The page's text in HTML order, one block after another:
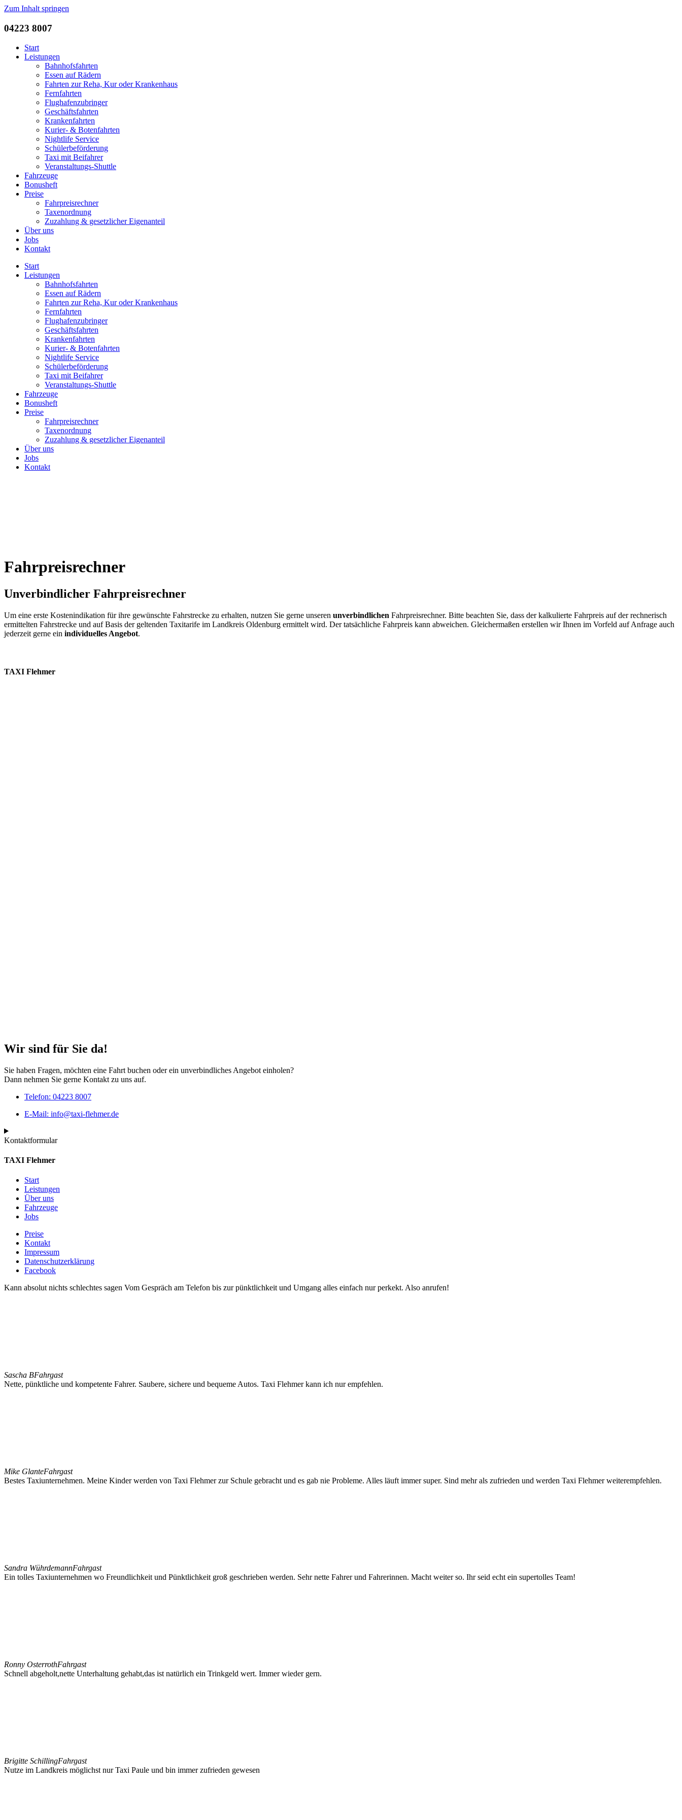
Zum Inhalt springen
04223 8007
Start
Leistungen
Bahnhofsfahrten
Essen auf Rädern
Fahrten zur Reha, Kur oder Krankenhaus
Fernfahrten
Flughafenzubringer
Geschäftsfahrten
Krankenfahrten
Kurier- & Botenfahrten
Nightlife Service
Schülerbeförderung
Taxi mit Beifahrer
Veranstaltungs-Shuttle
Fahrzeuge
Bonusheft
Preise
Fahrpreisrechner
Taxenordnung
Zuzahlung & gesetzlicher Eigenanteil
Über uns
Jobs
Kontakt
Start
Leistungen
Bahnhofsfahrten
Essen auf Rädern
Fahrten zur Reha, Kur oder Krankenhaus
Fernfahrten
Flughafenzubringer
Geschäftsfahrten
Krankenfahrten
Kurier- & Botenfahrten
Nightlife Service
Schülerbeförderung
Taxi mit Beifahrer
Veranstaltungs-Shuttle
Fahrzeuge
Bonusheft
Preise
Fahrpreisrechner
Taxenordnung
Zuzahlung & gesetzlicher Eigenanteil
Über uns
Jobs
Kontakt
Fahrpreisrechner
Unverbindlicher Fahrpreisrechner
Um eine erste Kostenindikation für ihre gewünschte Fahrstrecke zu erhalten, nutzen Sie gerne unseren unverbindlichen Fahrpreisrechner. Bitte beachten Sie, dass der kalkulierte Fahrpreis auf der rechnerisch
ermittelten Fahrstrecke und auf Basis der geltenden Taxitarife im Landkreis Oldenburg ermittelt wird. Der tatsächliche Fahrpreis kann abweichen. Gleichermaßen erstellen wir Ihnen im Vorfeld auf Anfrage auch
jederzeit gerne ein individuelles Angebot.
TAXI Flehmer
Wir sind für Sie da!
Sie haben Fragen, möchten eine Fahrt buchen oder ein unverbindliches Angebot einholen?
Dann nehmen Sie gerne Kontakt zu uns auf.
Telefon: 04223 8007
E-Mail: info@taxi-flehmer.de
Kontaktformular
TAXI Flehmer
Start
Leistungen
Über uns
Fahrzeuge
Jobs
Preise
Kontakt
Impressum
Datenschutzerklärung
Facebook
Kann absolut nichts schlechtes sagen Vom Gespräch am Telefon bis zur pünktlichkeit und Umgang alles einfach nur perkekt. Also anrufen!
Sascha BFahrgast
Nette, pünktliche und kompetente Fahrer. Saubere, sichere und bequeme Autos. Taxi Flehmer kann ich nur empfehlen.
Mike GlanteFahrgast
Bestes Taxiunternehmen. Meine Kinder werden von Taxi Flehmer zur Schule gebracht und es gab nie Probleme. Alles läuft immer super. Sind mehr als zufrieden und werden Taxi Flehmer weiterempfehlen.
Sandra WührdemannFahrgast
Ein tolles Taxiunternehmen wo Freundlichkeit und Pünktlichkeit groß geschrieben werden. Sehr nette Fahrer und Fahrerinnen. Macht weiter so. Ihr seid echt ein supertolles Team!
Ronny OsterrothFahrgast
Schnell abgeholt,nette Unterhaltung gehabt,das ist natürlich ein Trinkgeld wert. Immer wieder gern.
Brigitte SchillingFahrgast
Nutze im Landkreis möglichst nur Taxi Paule und bin immer zufrieden gewesen